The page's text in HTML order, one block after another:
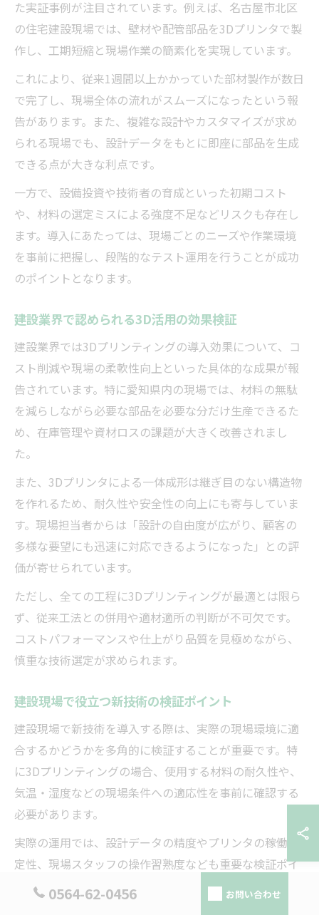
た実証事例が注目されています。例えば、名古屋市北区
の住宅建設現場では、壁材や配管部品を3Dプリンタで製
作し、工期短縮と現場作業の簡素化を実現しています。
これにより、従来1週間以上かかっていた部材製作が数日
で完了し、現場全体の流れがスムーズになったという報
告があります。また、複雑な設計やカスタマイズが求め
られる現場でも、設計データをもとに即座に部品を生成
できる点が大きな利点です。
一方で、設備投資や技術者の育成といった初期コスト
や、材料の選定ミスによる強度不足などリスクも存在し
ます。導入にあたっては、現場ごとのニーズや作業環境
を事前に把握し、段階的なテスト運用を行うことが成功
のポイントとなります。
建設業界で認められる3D活用の効果検証
建設業界では3Dプリンティングの導入効果について、コ
スト削減や現場の柔軟性向上といった具体的な成果が報
告されています。特に愛知県内の現場では、材料の無駄
を減らしながら必要な部品を必要な分だけ生産できるた
め、在庫管理や資材ロスの課題が大きく改善されまし
た。
また、3Dプリンタによる一体成形は継ぎ目のない構造物
を作れるため、耐久性や安全性の向上にも寄与していま
す。現場担当者からは「設計の自由度が広がり、顧客の
多様な要望にも迅速に対応できるようになった」との評
価が寄せられています。
ただし、全ての工程に3Dプリンティングが最適とは限ら
ず、従来工法との併用や適材適所の判断が不可欠です。
コストパフォーマンスや仕上がり品質を見極めながら、
慎重な技術選定が求められます。
建設現場で役立つ新技術の検証ポイント
建設現場で新技術を導入する際は、実際の現場環境に適
合するかどうかを多角的に検証することが重要です。特
に3Dプリンティングの場合、使用する材料の耐久性や、
気温・湿度などの現場条件への適応性を事前に確認する
必要があります。
実際の運用では、設計データの精度やプリンタの稼働安
定性、現場スタッフの操作習熟度なども重要な検証ポイ
ントとなります。例えば、幸田町の現場では、短期間の
トレーニングで基本操作を習得できる仕組みを導入し、
0564-62-0456 お問い合わせ